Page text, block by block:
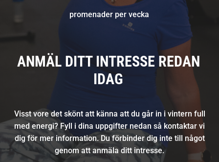
promenader per vecka
ANMÄL DITT INTRESSE REDAN
IDAG
Visst vore det skönt att känna att du går in i vintern full
med energi? Fyll i dina uppgifter nedan så kontaktar vi
dig för mer information. Du förbinder dig inte till något
genom att anmäla ditt intresse.